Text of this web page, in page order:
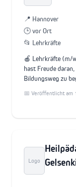
📍 Hannover
🕒 vor Ort
📂 Lehrkräfte
🍎 Lehrkräfte (m/
hast Freude
Bildungsweg zu
📅 Veröffentlicht am
Logo